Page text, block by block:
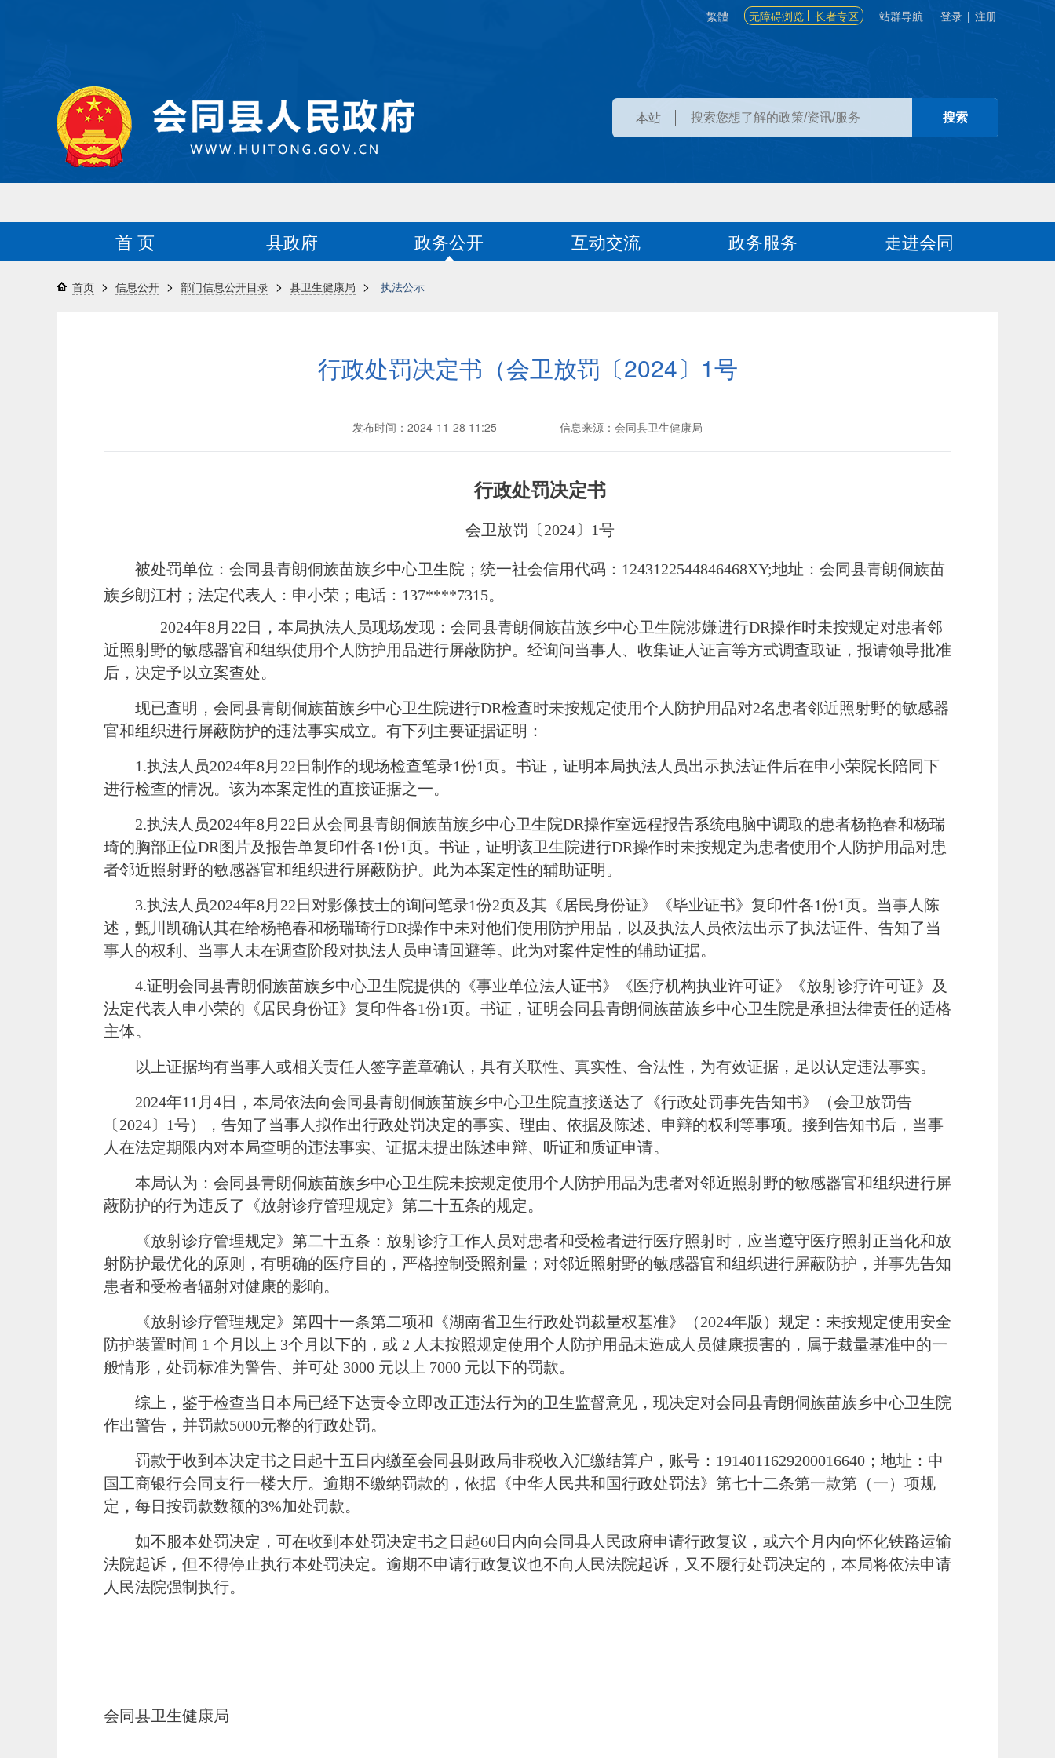
繁體 无障碍浏览 长者专区 站群导航 登录 | 注册
本站
首 页 县政府 政务公开 互动交流 政务服务 走进会同
首页 > 信息公开 > 部门信息公开目录 > 县卫生健康局 > 执法公示
行政处罚决定书（会卫放罚〔2024〕1号
发布时间：2024-11-28 11:25 信息来源：会同县卫生健康局
行政处罚决定书
会卫放罚 〔 2024〕 1号
被处罚单位：会同县青朗侗族苗族乡中心卫生院；统一社会信用代码： 1243122544846468XY;地址：会同县青朗侗族苗
族乡朗江村；法定代表人：申小荣；电话：137****7315。
2024年8月22日， 本局执法人员现场发现：会同县青朗侗族苗族乡中心卫生院涉嫌进行DR操作时未按规定对患者邻
近照射野的敏感器官和组织使用个人防护用品进行屏蔽防护。 经询问当事人、收集证人证言等方式调查取证，报请领导批准
后，决定予以立案查处。
现已查明， 会同县青朗侗族苗族乡中心卫生院进行DR检查时未按规定使用个人防护用品对2名患者邻近照射野的敏感器
官和组织进行屏蔽防护的违法事实成立。有下列主要证据证明：
1.执法人员2024年8月22日制作的现场检查笔录1份1页。书证， 证明本局执法人员出示执法证件后在申小荣院长陪同下
进行检查的情况。该为本案定性的直接证据之一。
2.执法人员2024年8月22日从会同县青朗侗族苗族乡中心卫生院DR操作室远程报告系统电脑中调取的患者杨艳春和杨瑞
琦的胸部正位DR图片及报告单复印件各1份1页。书证，证明该卫生院进行DR操作时未按规定为患者使用个人防护用品对患
者邻近照射野的敏感器官和组织进行屏蔽防护。此为本案定性的辅助证明。
3.执法人员2024年8月22日对影像技士的询问笔录1份2页及其《居民身份证》《毕业证书》复印件各1份1页。当事人陈
述，甄川凯确认其在给杨艳春和杨瑞琦行DR操作中未对他们使用防护用品 ，以及执法人员依法出示了执法证件、告知了当
事人的权利、当事人未在调查阶段对执法人员申请回避等。此为对案件定性的辅助证据。
4.证明会同县青朗侗族苗族乡中心卫生院提供的《事业单位法人证书》《医疗机构执业许可证》《放射诊疗许可证》及
法定代表人申小荣的《居民身份证》复印件各1份1页。书证，证明会同县青朗侗族苗族乡中心卫生院是承担法律责任的适格
主体。
以上证据均有当事人或相关责任人签字盖章确认，具有关联性、真实性、合法性，为有效证据，足以认定违法事实。
2024年11月4日，本局依法向会同县青朗侗族苗族乡中心卫生院直接送达了
《行政处罚事先告知书》（会卫放罚告
〔 2024〕 1号），告知了当事人拟作出行政处罚决定的事实、理由、依据及陈述、申辩的权利等事项。接到告知书后，当事
人在法定期限内对本局查明的违法事实、证据未提出陈述申辩、听证和质证申请。
本局认为：会同县青朗侗族苗族乡中心卫生院未按规定使用个人防护用品为患者对邻近照射野的敏感器官和组织进行屏
蔽防护的行为违反了《放射诊疗管理规定》第二十五条的规定。
《放射诊疗管理规定》第二十五条：放射诊疗工作人员对患者和受检者进行医疗照射时，应当遵守医疗照射正当化和放
射防护最优化的原则，有明确的医疗目的，严格控制受照剂量；对邻近照射野的敏感器官和组织进行屏蔽防护，并事先告知
患者和受检者辐射对健康的影响。
《放射诊疗管理规定》第四十一条第二项和《湖南省卫生行政处罚裁量权基准》（2024年版） 规定 ：未按规定使用安全
防护装置时间 1 个月以上 3个月以下的，或 2 人未按照规定使用个人防护用品未造成人员健康损害的，属于裁量基准中的一
般情形，处罚标准为警告、并可处 3000 元以上 7000 元以下的罚款。
综上，鉴于检查当日 本局已经下达责令立即改正违法行为的卫生监督意见，现决定对会同县青朗侗族苗族乡中心卫生院
作出警告，并罚款5000元整的行政处罚。
罚款于收到本决定书之日起十五日内缴至会同县财政局非税收入汇缴结算户，账号： 1914011629200016640；地址：中
国工商银行会同支行一楼大厅。逾期不缴纳罚款的，依据《中华人民共和国行政处罚法》第七十二条第一款第（一）项规
定，每日按罚款数额的3%加处罚款。
如不服本处罚决定，可在收到本处罚决定书之日起60日内向会同县人民政府申请行政复议，或六个月内向怀化铁路运输
法院起诉，但不得停止执行本处罚决定。逾期不申请行政复议也不向人民法院起诉，又不履行处罚决定的，本局将依法申请
人民法院强制执行。
会同县卫生健康局